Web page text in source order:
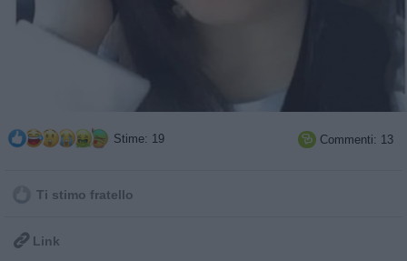
Stime: 19  Commenti: 13
Ti stimo fratello
 Link